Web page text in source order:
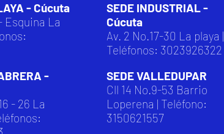
- Cúcuta
Esquina La
-
- 26 La
SEDE INDUSTRIAL -
Cúcuta
Av. 2 No.17-30 La playa |
Teléfonos: 3023926322
SEDE VALLEDUPAR
Cll 14 No.9-53 Barrio
Loperena | Teléfono:
3150621557